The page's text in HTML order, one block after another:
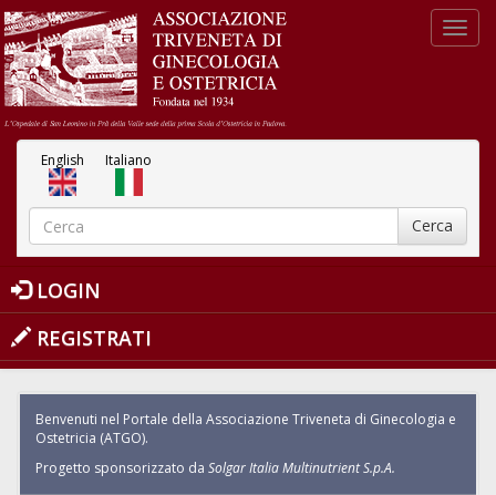
Salta al contenuto principale
English Italiano
FORM DI RICERCA
Cerca
Cerca
LOGIN
REGISTRATI
Benvenuti nel Portale della Associazione Triveneta di Ginecologia e
Ostetricia (ATGO).
Progetto sponsorizzato da Solgar Italia Multinutrient S.p.A.